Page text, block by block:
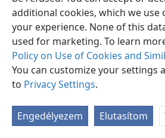
additional cookies, which we use
your experience. None of this
used for marketing. To learn
Policy on Use of Cookies and
You can customize your settings
to Privacy Settings.
Engedélyezem Elutasítom
sikeres volt?
Talán annak tűnt, amikor egy
arra szavazott, hogy elvágják a
szálakat. Ám olyanok voltak ők,
ág — egy ideig zöld, majd elhalt s
a szakadárok 1918-ban
a különbségek felszínre kerültek,
következett be. Ezt további